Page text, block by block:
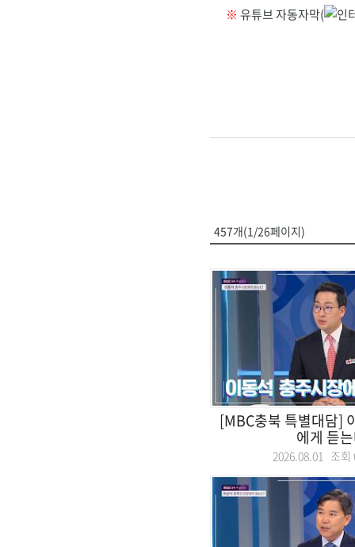
※ 유튜브 자동자막(
457개(1/26페이지)
[MBC충북 특별대담]
에게 듣
2026.08.01 조회